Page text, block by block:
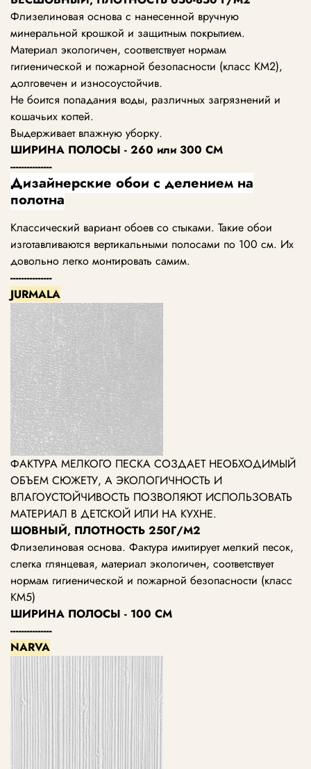
Флизелиновая основа с нанесенной вручную
минеральной крошкой и защитным покрытием.
Материал экологичен, соответствует нормам
гигиенической и пожарной безопасности (класс KM2),
долговечен и износоустойчив.
Не боится попадания воды, различных загрязнений и
кошачьих когтей.
Выдерживает влажную уборку.
ШИРИНА ПОЛОСЫ - 260 или 300 СМ
---------------
Дизайнерские обои с делением на
полотна
Классический вариант обоев со стыками. Такие обои
изготавливаются вертикальными полосами по 100 см. Их
довольно легко монтировать самим.
---------------
JURMALA
ФАКТУРА МЕЛКОГО ПЕСКА СОЗДАЕТ НЕОБХОДИМЫЙ
ОБЪЕМ СЮЖЕТУ, А ЭКОЛОГИЧНОСТЬ И
ВЛАГОУСТОЙЧИВОСТЬ ПОЗВОЛЯЮТ ИСПОЛЬЗОВАТЬ
МАТЕРИАЛ В ДЕТСКОЙ ИЛИ НА КУХНЕ.
ШОВНЫЙ, ПЛОТНОСТЬ 250Г/М2
Флизелиновая основа. Фактура имитирует мелкий песок,
слегка глянцевая, материал экологичен, соответствует
нормам гигиенической и пожарной безопасности (класс
КМ5)
ШИРИНА ПОЛОСЫ - 100 СМ
---------------
NARVA